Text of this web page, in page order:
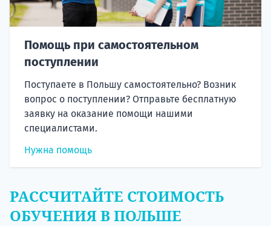
Помощь при самостоятельном
поступлении
Поступаете в Польшу самостоятельно? Возник
вопрос о поступлении? Отправьте бесплатную
заявку на оказание помощи нашими
специалистами.
Нужна помощь
РАССЧИТАЙТЕ СТОИМОСТЬ
ОБУЧЕНИЯ В ПОЛЬШЕ